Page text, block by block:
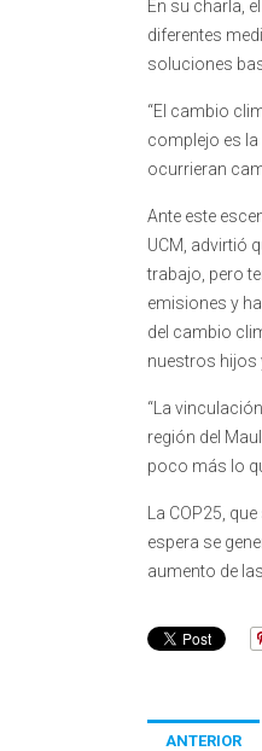
En su charla,
diferentes
soluciones
“El cambio
complejo es
ocurrieran
Ante este
UCM, advirtió
trabajo, pero
emisiones y
del cambio
nuestros hijos
“La
región del
poco más lo
La COP25,
espera se
aumento de
ANTERIOR